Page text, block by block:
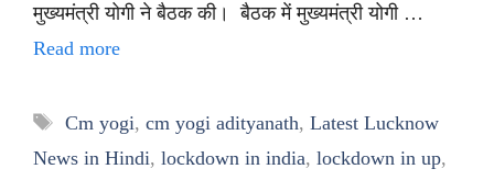
मुख्यमंत्री योगी ने बैठक की। बैठक में मुख्यमंत्री योगी …
Read more
Tags
Cm yogi, cm yogi adityanath, Latest Lucknow
News in Hindi, lockdown in india, lockdown in up,